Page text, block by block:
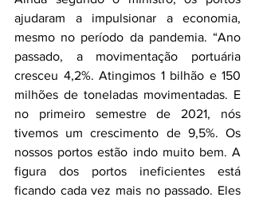
ajudaram a impulsionar a economia,
mesmo no período da pandemia. “Ano
passado, a movimentação portuária
cresceu 4,2%. Atingimos 1 bilhão e 150
milhões de toneladas movimentadas. E
no primeiro semestre de 2021, nós
tivemos um crescimento de 9,5%. Os
nossos portos estão indo muito bem. A
figura dos portos ineficientes está
ficando cada vez mais no passado. Eles